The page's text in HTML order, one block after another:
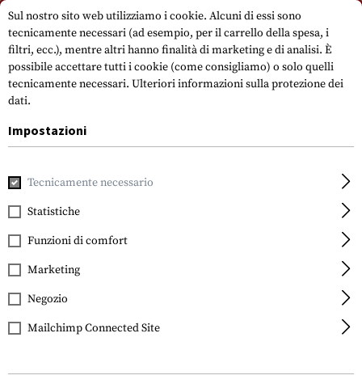
Si prega di notare che i tempi di consegna possono variare a causa di un
giorno festivo su 15.08.2026.
Casa Attrezzatura Tattica
JTG
Punisher Rubber Patch
Sul nostro sito web utilizziamo i cookie. Alcuni di essi sono
tecnicamente necessari (ad esempio, per il carrello della spesa, i
filtri, ecc.), mentre altri hanno finalità di marketing e di analisi. È
possibile accettare tutti i cookie (come consigliamo) o solo quelli
tecnicamente necessari. Ulteriori informazioni sulla protezione dei
dati.
Impostazioni
Tecnicamente necessario
Statistiche
Funzioni di comfort
Marketing
Negozio
Mailchimp Connected Site